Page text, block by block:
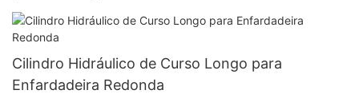
Cilindro Hidráulico de Curso Longo para
Enfardadeira Redonda